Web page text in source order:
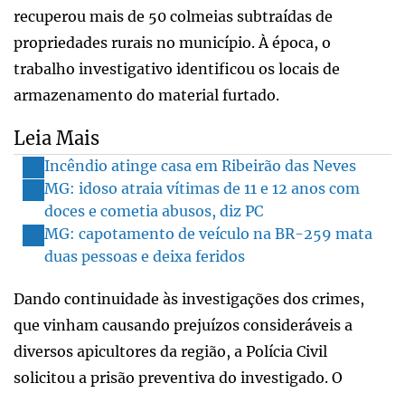
recuperou mais de 50 colmeias subtraídas de
propriedades rurais no município. À época, o
trabalho investigativo identificou os locais de
armazenamento do material furtado.
Leia Mais
Incêndio atinge casa em Ribeirão das Neves
MG: idoso atraia vítimas de 11 e 12 anos com
doces e cometia abusos, diz PC
MG: capotamento de veículo na BR-259 mata
duas pessoas e deixa feridos
Dando continuidade às investigações dos crimes,
que vinham causando prejuízos consideráveis a
diversos apicultores da região, a Polícia Civil
solicitou a prisão preventiva do investigado. O